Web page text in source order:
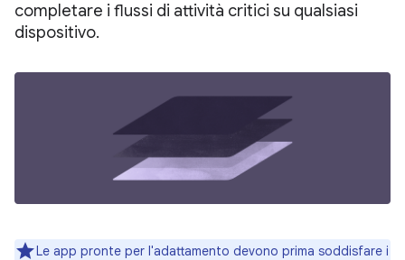
completare i flussi di attività critici su qualsiasi
dispositivo.
Le app pronte per l'adattamento devono prima soddisfare i